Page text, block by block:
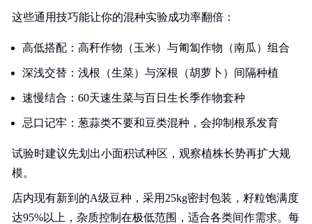
这些通用技巧能让你的混种实验成功率翻倍：
高低搭配：高秆作物（玉米）与匍匐作物（南瓜）组合
深浅交替：浅根（生菜）与深根（胡萝卜）间隔种植
速慢结合：60天速生菜与百日生长季作物套种
忌口记牢：葱蒜类不要和豆类混种，会抑制根系发育
试验时建议先划出小面积试种区，观察植株长势再扩大规
模。
店内现有新到的A级豆种，采用25kg密封包装，籽粒饱满度
达95%以上，杂质控制在极低范围，适合各类间作需求。每